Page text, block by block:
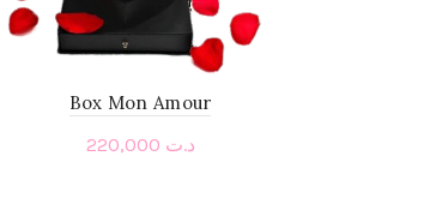
Box Mon Amour
د.ت